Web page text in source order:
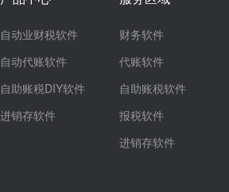
自动业财税软件
自动代账软件
自助账税DIY软件
进销存软件
财务软件
代账软件
自助账税软件
报税软件
进销存软件